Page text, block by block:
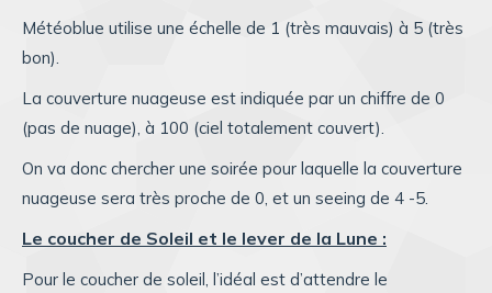
Météoblue utilise une échelle de 1 (très mauvais) à 5 (très
bon).
La couverture nuageuse est indiquée par un chiffre de 0
(pas de nuage), à 100 (ciel totalement couvert).
On va donc chercher une soirée pour laquelle la couverture
nuageuse sera très proche de 0, et un seeing de 4 -5.
Le coucher de Soleil et le lever de la Lune :
Pour le coucher de soleil, l’idéal est d’attendre le